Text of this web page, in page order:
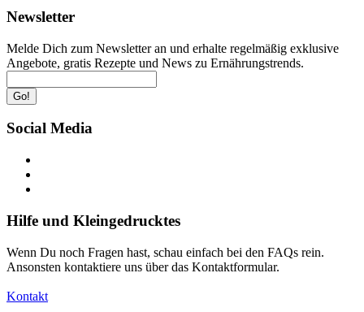
Newsletter
Melde Dich zum Newsletter an und erhalte regelmäßig exklusive
Angebote, gratis Rezepte und News zu Ernährungstrends.
Go!
Social Media
Hilfe und Kleingedrucktes
Wenn Du noch Fragen hast, schau einfach bei den FAQs rein.
Ansonsten kontaktiere uns über das Kontaktformular.
Kontakt